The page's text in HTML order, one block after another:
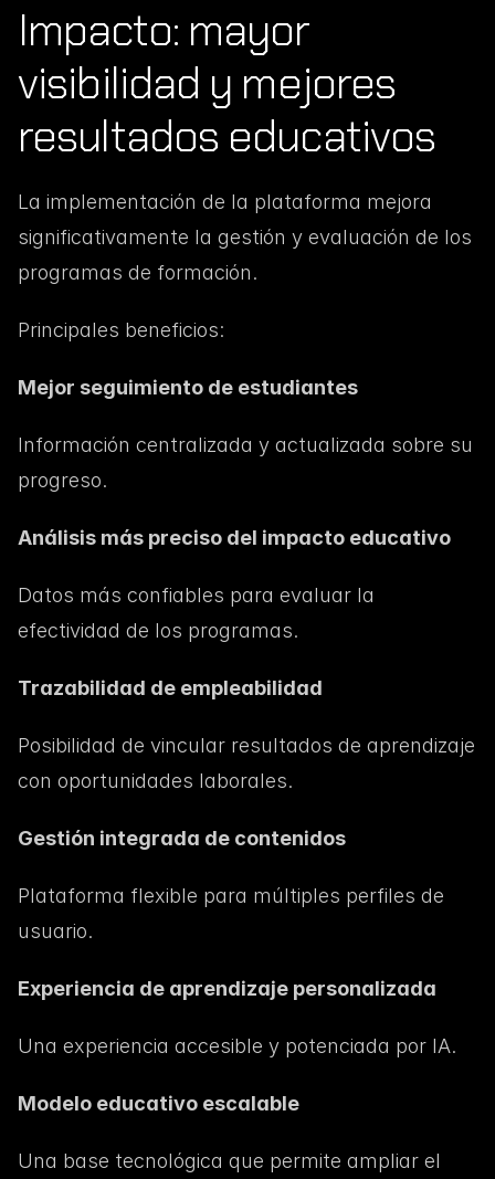
Impacto: mayor
visibilidad y mejores
resultados educativos
La implementación de la plataforma mejora
significativamente la gestión y evaluación de los
programas de formación.
Principales beneficios:
Mejor seguimiento de estudiantes
Información centralizada y actualizada sobre su
progreso.
Análisis más preciso del impacto educativo
Datos más confiables para evaluar la
efectividad de los programas.
Trazabilidad de empleabilidad
Posibilidad de vincular resultados de aprendizaje
con oportunidades laborales.
Gestión integrada de contenidos
Plataforma flexible para múltiples perfiles de
usuario.
Experiencia de aprendizaje personalizada
Una experiencia accesible y potenciada por IA.
Modelo educativo escalable
Una base tecnológica que permite ampliar el